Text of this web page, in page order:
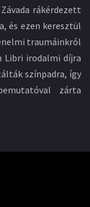
rákérdezett
és ezen keresztül
traumáinkról
Libri irodalmi díjra
színpadra, így
zárta